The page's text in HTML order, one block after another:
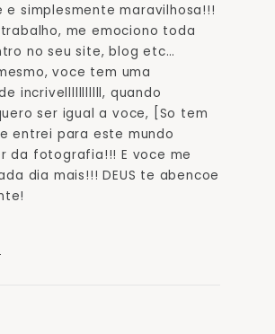
e simplesmente maravilhosa!!!
me emociono toda
no seu site, blog etc…
voce tem uma
incrivelllllllllll, quando
ser igual a voce, [So tem
entrei para este mundo
da fotografia!!! E voce me
dia mais!!! DEUS te abencoe